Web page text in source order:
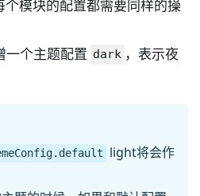
个模块的配置都需要同样的操
一个主题配置 dark ，表示夜
light将会作